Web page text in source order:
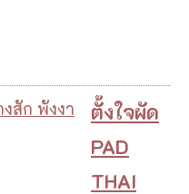
ตั้งใจผัด
PAD
THAI